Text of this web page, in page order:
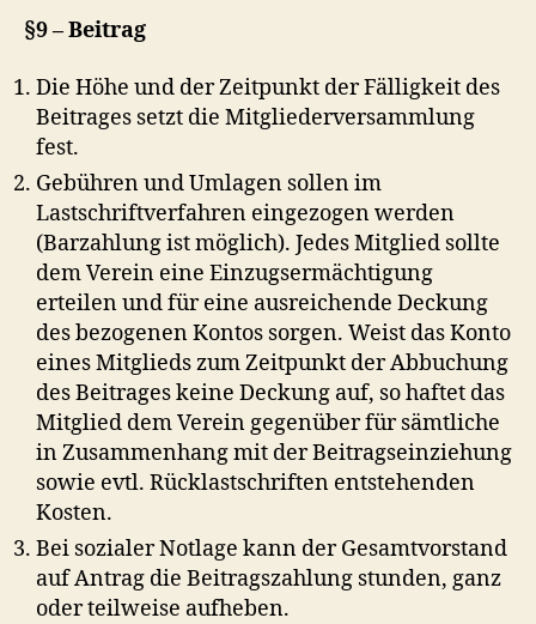
§9 – Beitrag
Die Höhe und der Zeitpunkt der Fälligkeit des
Beitrages setzt die Mitgliederversammlung
fest.
Gebühren und Umlagen sollen im
Lastschriftverfahren eingezogen werden
(Barzahlung ist möglich). Jedes Mitglied sollte
dem Verein eine Einzugsermächtigung
erteilen und für eine ausreichende Deckung
des bezogenen Kontos sorgen. Weist das Konto
eines Mitglieds zum Zeitpunkt der Abbuchung
des Beitrages keine Deckung auf, so haftet das
Mitglied dem Verein gegenüber für sämtliche
in Zusammenhang mit der Beitragseinziehung
sowie evtl. Rücklastschriften entstehenden
Kosten.
Bei sozialer Notlage kann der Gesamtvorstand
auf Antrag die Beitragszahlung stunden, ganz
oder teilweise aufheben.